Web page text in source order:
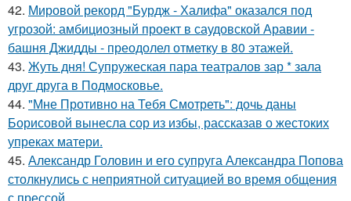
42. Мировой рекорд "Бурдж - Халифа" оказался под
угрозой: амбициозный проект в саудовской Аравии -
башня Джидды - преодолел отметку в 80 этажей.
43. Жуть дня! Супружеская пара театралов зар * зала
друг друга в Подмосковье.
44. "Мне Противно на Тебя Смотреть": дочь даны
Борисовой вынесла сор из избы, рассказав о жестоких
упреках матери.
45. Александр Головин и его супруга Александра Попова
столкнулись с неприятной ситуацией во время общения